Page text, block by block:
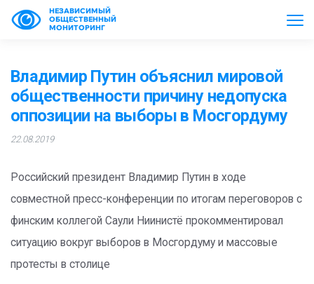
НЕЗАВИСИМЫЙ
ОБЩЕСТВЕННЫЙ
МОНИТОРИНГ
Владимир Путин объяснил мировой
общественности причину недопуска
оппозиции на выборы в Мосгордуму
22.08.2019
Российский президент Владимир Путин в ходе
совместной пресс-конференции по итогам переговоров с
финским коллегой Саули Ниинистё прокомментировал
ситуацию вокруг выборов в Мосгордуму и массовые
протесты в столице